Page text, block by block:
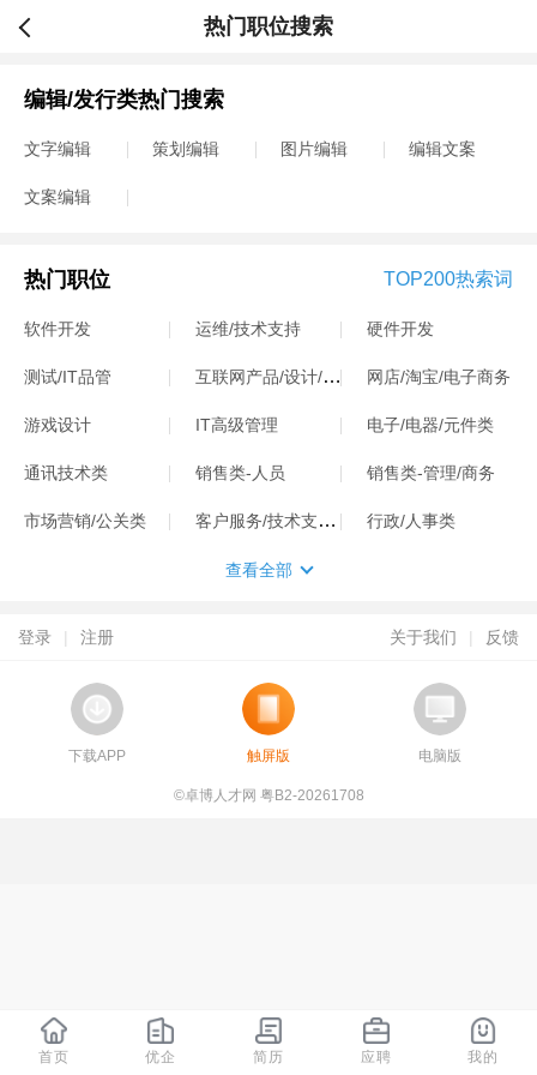
热门职位搜索
编辑/发行类热门搜索
文字编辑 策划编辑 图片编辑 编辑文案
文案编辑
热门职位 TOP200热索词
软件开发 运维/技术支持 硬件开发
测试/IT品管 互联网产品/设计/运营 网店/淘宝/电子商务
游戏设计 IT高级管理 电子/电器/元件类
通讯技术类 销售类-人员 销售类-管理/商务
市场营销/公关类 客户服务/技术支持类 行政/人事类
查看全部
登录 | 注册 关于我们 | 反馈
下载APP 触屏版 电脑版
©卓博人才网 粤B2-20261708
首页 优企 简历 应聘 我的